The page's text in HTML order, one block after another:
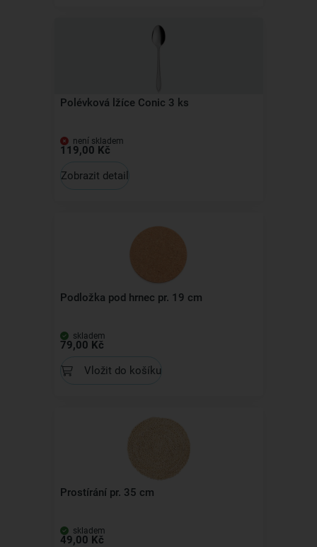
Polévková lžíce Conic 3 ks
není skladem
119,00 Kč
Zobrazit detail
Podložka pod hrnec pr. 19 cm
skladem
79,00 Kč
Vložit do košíku
Prostírání pr. 35 cm
skladem
49,00 Kč